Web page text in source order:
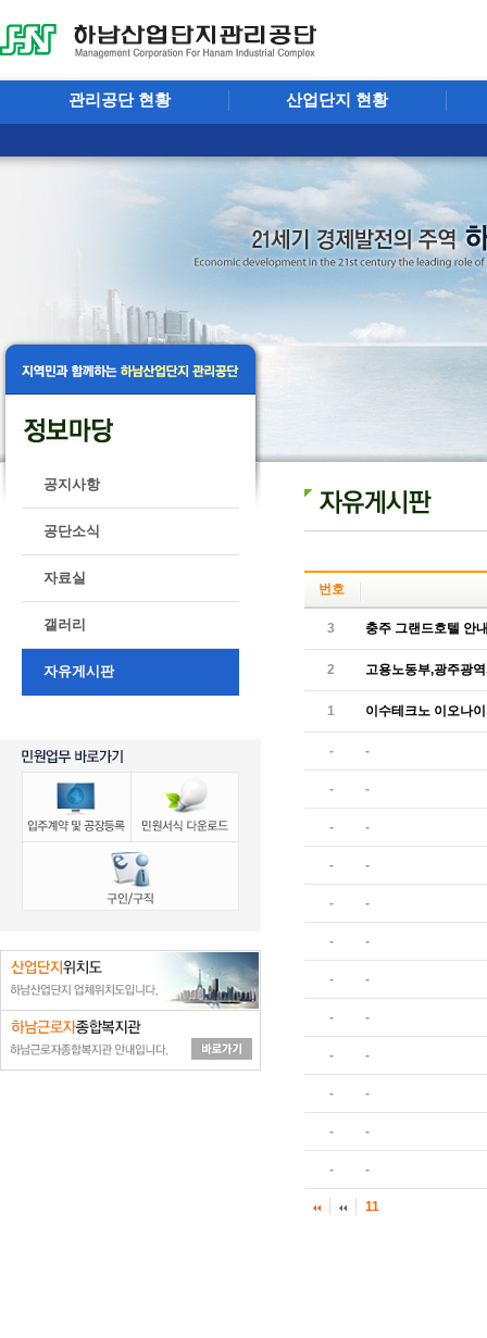
관리공단 현황 산업단지 현황
공지사항
공단소식
자료실
갤러리
자유게시판
번호
3 충주 그랜드호텔 안
2 고용노동부,광주광
1 이수테크노 이오나
- -
- -
- -
- -
- -
- -
- -
- -
- -
- -
- -
- -
11